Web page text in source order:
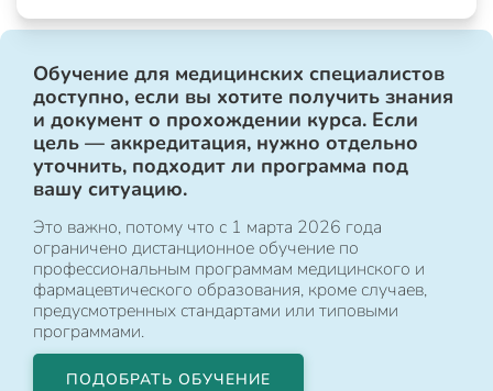
Обучение для медицинских специалистов
доступно, если вы хотите получить знания
и документ о прохождении курса. Если
цель — аккредитация, нужно отдельно
уточнить, подходит ли программа под
вашу ситуацию.
Это важно, потому что с 1 марта 2026 года
ограничено дистанционное обучение по
профессиональным программам медицинского и
фармацевтического образования, кроме случаев,
предусмотренных стандартами или типовыми
программами.
ПОДОБРАТЬ ОБУЧЕНИЕ